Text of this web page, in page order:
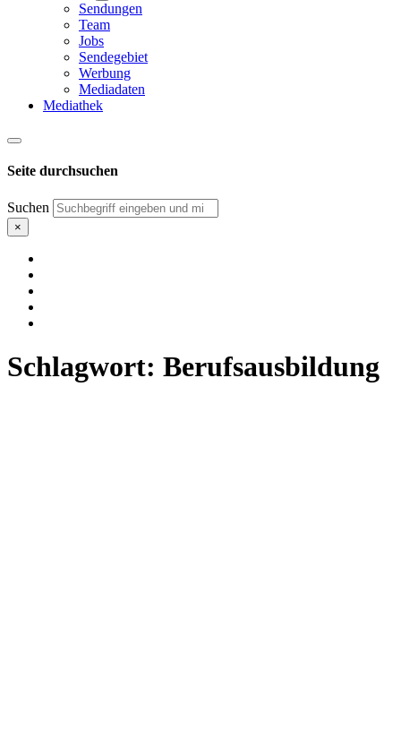
Sendungen
Team
Jobs
Sendegebiet
Werbung
Mediadaten
Mediathek
Seite durchsuchen
Suchen
×
Schlagwort: Berufsausbildung